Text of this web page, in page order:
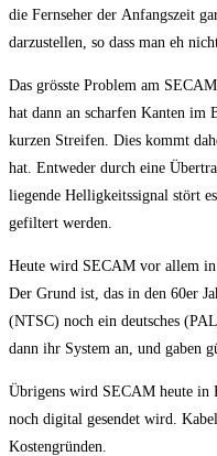
die Fernseher der Anfangszeit
darzustellen, so dass man eh nicht
Das grösste Problem am
hat dann an scharfen Kanten im
kurzen Streifen. Dies kommt
hat. Entweder durch eine
liegende Helligkeitssignal stört
gefiltert werden.
Heute wird SECAM vor allem in
Der Grund ist, das in den 60er
(NTSC) noch ein deutsches
dann ihr System an, und gaben
Übrigens wird SECAM heute in
noch digital gesendet wird.
Kostengründen.